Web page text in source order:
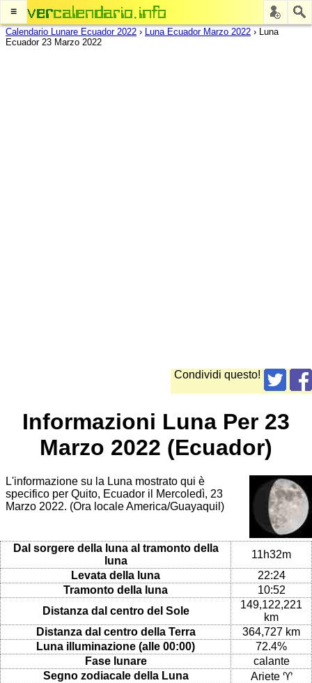
≡
Calendario Lunare Ecuador 2022 › Luna Ecuador Marzo 2022 › Luna
Ecuador 23 Marzo 2022
Condividi questo!
Informazioni Luna Per 23
Marzo 2022 (Ecuador)
L'informazione su la Luna mostrato qui è
specifico per Quito, Ecuador il Mercoledì, 23
Marzo 2022. (Ora locale America/Guayaquil)
Dal sorgere della luna al tramonto della
luna
11h32m
Levata della luna
22:24
Tramonto della luna
10:52
Distanza dal centro del Sole
149,122,221
km
Distanza dal centro della Terra
364,727 km
Luna illuminazione (alle 00:00)
72.4%
Fase lunare
calante
Segno zodiacale della Luna
Ariete ♈